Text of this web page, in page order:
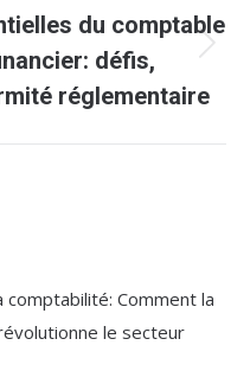
du comptable
défis,
réglementaire
comptabilité: Comment la
le secteur